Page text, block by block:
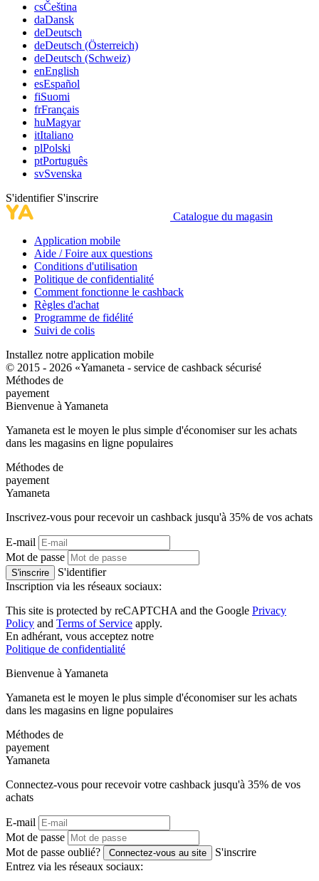
csČeština
daDansk
deDeutsch
deDeutsch (Österreich)
deDeutsch (Schweiz)
enEnglish
esEspañol
fiSuomi
frFrançais
huMagyar
itItaliano
plPolski
ptPortuguês
svSvenska
S'identifier S'inscrire
Catalogue du magasin
Application mobile
Aide / Foire aux questions
Conditions d'utilisation
Politique de confidentialité
Comment fonctionne le cashback
Règles d'achat
Programme de fidélité
Suivi de colis
Installez notre application mobile
© 2015 - 2026 «Yamaneta - service de cashback sécurisé
Méthodes de
payement
Bienvenue à Yamaneta
Yamaneta est le moyen le plus simple d'économiser sur les achats
dans les magasins en ligne populaires
Méthodes de
payement
Yamaneta
Inscrivez-vous pour recevoir un cashback jusqu'à 35% de vos achats
E-mail
Mot de passe
S'inscrire
S'identifier
Inscription via les réseaux sociaux:
This site is protected by reCAPTCHA and the Google Privacy
Policy and Terms of Service apply.
En adhérant, vous acceptez notre
Politique de confidentialité
Bienvenue à Yamaneta
Yamaneta est le moyen le plus simple d'économiser sur les achats
dans les magasins en ligne populaires
Méthodes de
payement
Yamaneta
Connectez-vous pour recevoir votre cashback jusqu'à 35% de vos
achats
E-mail
Mot de passe
Mot de passe oublié?
Connectez-vous au site
S'inscrire
Entrez via les réseaux sociaux: